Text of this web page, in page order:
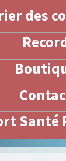
des
Santé